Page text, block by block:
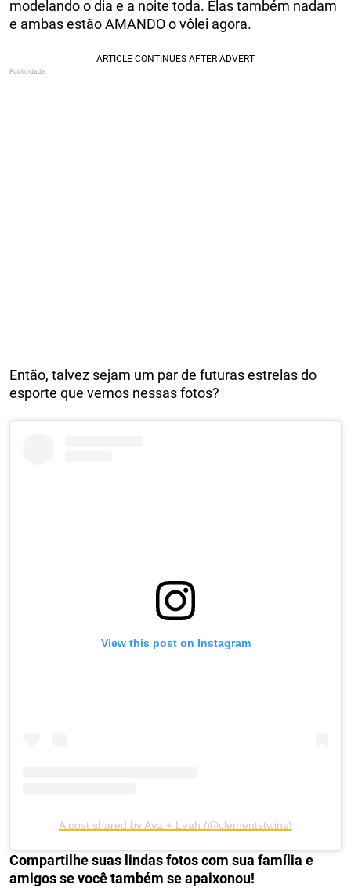
modelando o dia e a noite toda. Elas também nadam
e ambas estão AMANDO o vôlei agora.
Então, talvez sejam um par de futuras estrelas do
esporte que vemos nessas fotos?
View this post on Instagram
A post shared by Ava + Leah (@clementstwins)
Compartilhe suas lindas fotos com sua família e
amigos se você também se apaixonou!